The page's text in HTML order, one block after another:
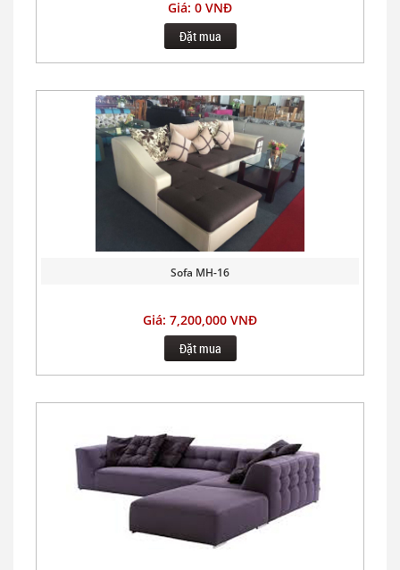
Giá: 0 VNĐ
Đặt mua
Sofa MH-16
Giá: 7,200,000 VNĐ
Đặt mua